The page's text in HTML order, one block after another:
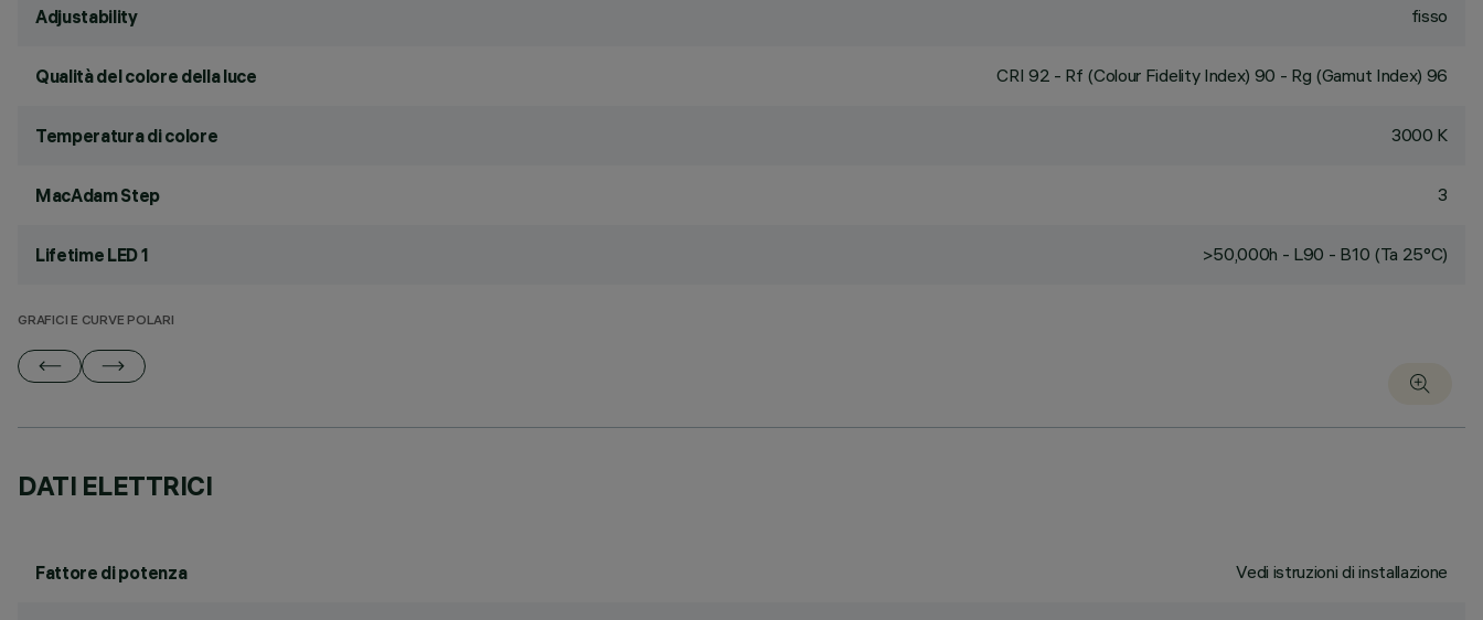
Adjustability fisso
Qualità del colore della luce CRI 92 - Rf (Colour Fidelity Index) 90 - Rg (Gamut Index) 96
Temperatura di colore 3000 K
MacAdam Step 3
Lifetime LED 1 >50,000h - L90 - B10 (Ta 25°C)
GRAFICI E CURVE POLARI
DATI ELETTRICI
Fattore di potenza Vedi istruzioni di installazione